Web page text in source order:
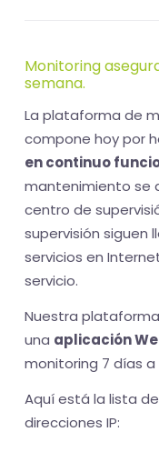
Monitoring
semana.
La plataforma de
compone hoy por
en continuo
mantenimiento se
centro de
supervisión siguen
servicios en
servicio.
Nuestra
una aplicación
monitoring 7 días a
Aquí está la lista
direcciones IP: